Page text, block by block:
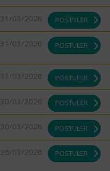
31/03/2026 POSTULER
31/03/2026 POSTULER
31/03/2026 POSTULER
30/03/2026 POSTULER
30/03/2026 POSTULER
26/03/2026 POSTULER